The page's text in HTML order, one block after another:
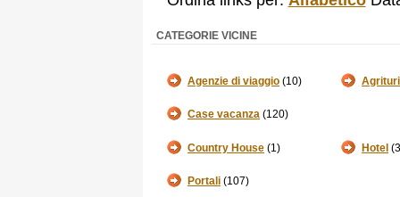
CATEGORIE VICINE
Agenzie di viaggio (10)
Case vacanza (120)
Country House (1) Hotel
Portali (107)